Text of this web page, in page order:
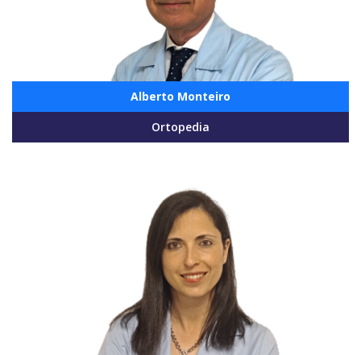
Alberto Monteiro
Ortopedia